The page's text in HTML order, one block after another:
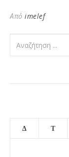
Από imelef
Δ Τ